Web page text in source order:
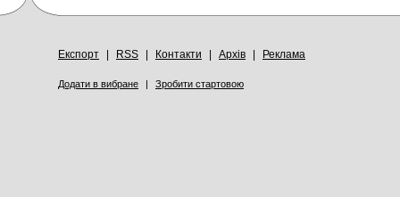
Експорт RSS Контакти Архів Реклама
Додати в вибране | Зробити стартовою